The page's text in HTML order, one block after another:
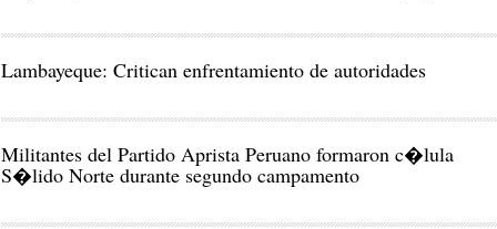
Lambayeque: Critican enfrentamiento de autoridades
Militantes del Partido Aprista Peruano formaron c�lula
S�lido Norte durante segundo campamento